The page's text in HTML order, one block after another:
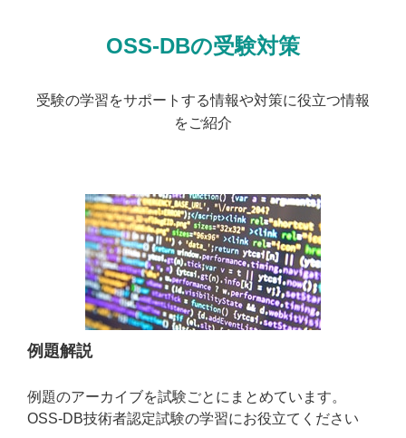
OSS-DBの受験対策
受験の学習をサポートする情報や対策に役立つ情報
をご紹介
例題解説
例題のアーカイブを試験ごとにまとめています。
OSS-DB技術者認定試験の学習にお役立てください